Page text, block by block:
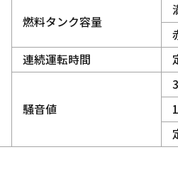
燃料タンク容量
連続運転時間
騒音値